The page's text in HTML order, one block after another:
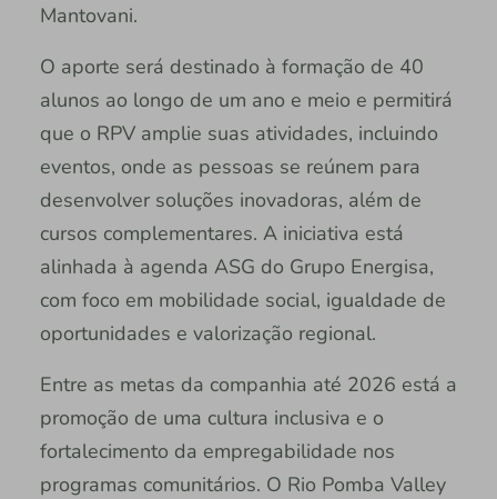
Mantovani.
O aporte será destinado à formação de 40
alunos ao longo de um ano e meio e permitirá
que o RPV amplie suas atividades, incluindo
eventos, onde as pessoas se reúnem para
desenvolver soluções inovadoras, além de
cursos complementares. A iniciativa está
alinhada à agenda ASG do Grupo Energisa,
com foco em mobilidade social, igualdade de
oportunidades e valorização regional.
Entre as metas da companhia até 2026 está a
promoção de uma cultura inclusiva e o
fortalecimento da empregabilidade nos
programas comunitários. O Rio Pomba Valley